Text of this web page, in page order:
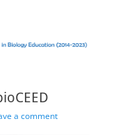
(2014-2023)
a comment